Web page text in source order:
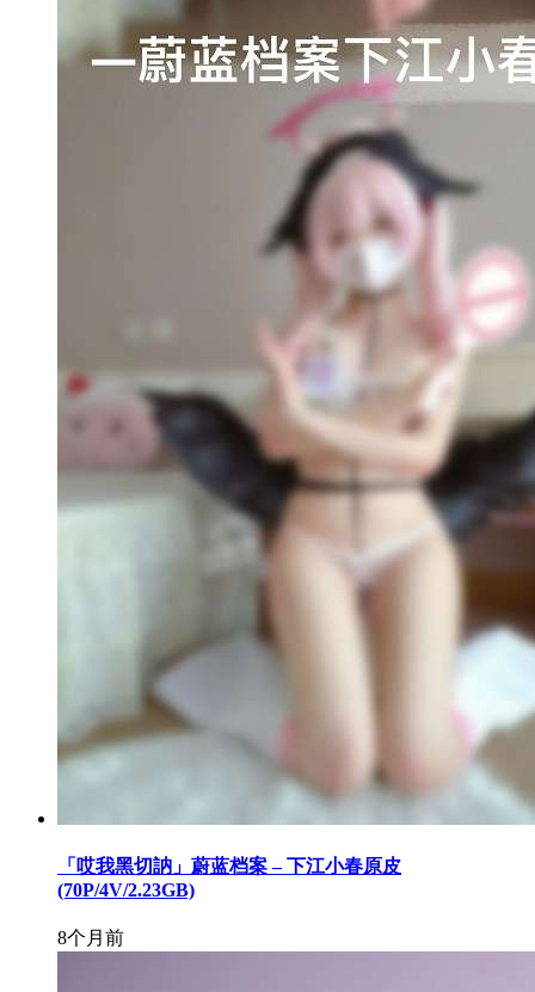
「哎我黑切訥」蔚蓝档案 – 下江小春原皮
(70P/4V/2.23GB)
8个月前